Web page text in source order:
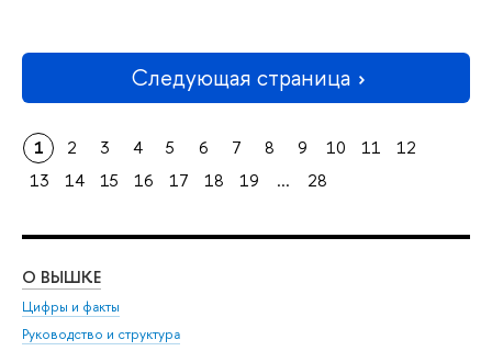
Следующая страница
1 2 3 4 5 6 7 8 9 10 11
12
13
14 15 16 17 18 19 ... 28
О ВЫШКЕ
Цифры и факты
Руководство и структура